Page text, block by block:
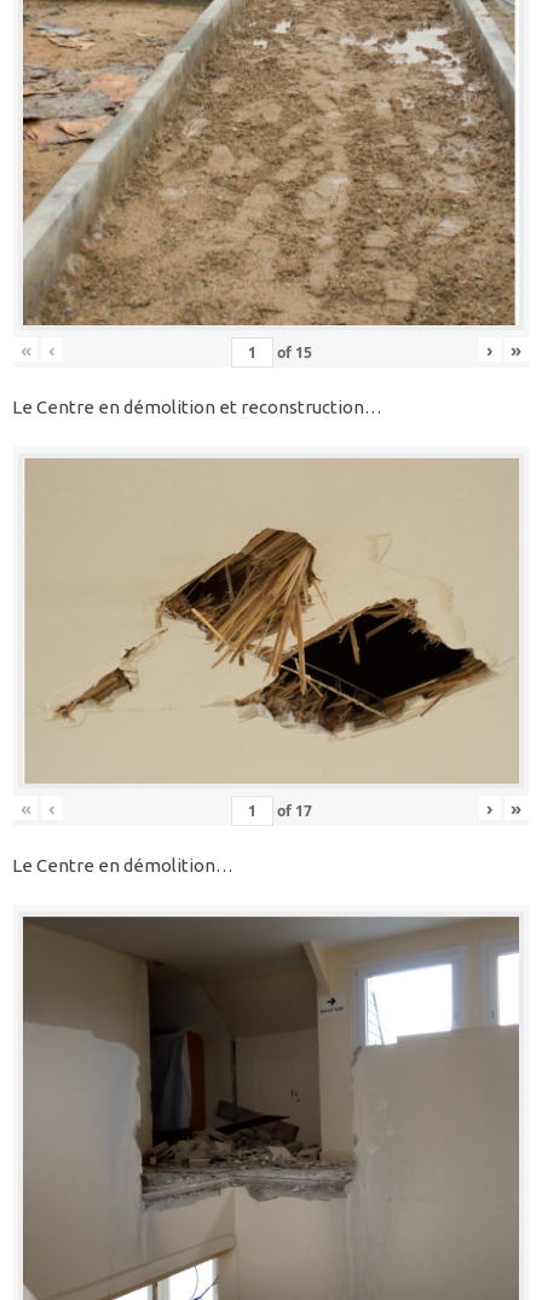
« ‹ of 15 › »
Le Centre en démolition et reconstruction…
« ‹ of 17 › »
Le Centre en démolition…